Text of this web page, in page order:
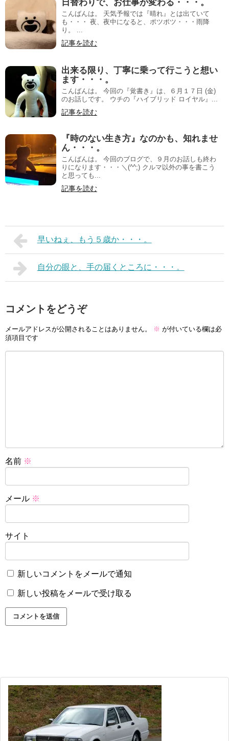
日替わりで、お仕事が変わる・・・。
こんばんは。 天気予報では『晴れ』とは出ていて
も・・・ 夜、夜中になると、ポツポツ・・・雨降
り。 ...
記事を読む
出来る限り、丁寧に乗って行こうと想い
ます・・・。
こんばんは。 今回の『覚書き』は、６月１７日 (金)
のお話しです。 ウチの『ハイブリッド ロイヤル』...
記事を読む
『時のない生き方』なのかも、知れませ
ん・・・。
こんばんは。 今回のブログで、９月のお話しも終わ
りになります・・・＼(^^;) クルマ以外の事を書こう
と思っても...
記事を読む
早いねぇ、もう５歳か・・・。
自分の眼と、手の届くところに・・・。
コメントをどうぞ
メールアドレスが公開されることはありません。 ※ が付いている欄は必
須項目です
名前 ※
メール ※
サイト
新しいコメントをメールで通知
新しい投稿をメールで受け取る